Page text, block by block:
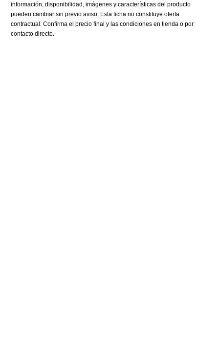
información, disponibilidad, imágenes y características del producto
pueden cambiar sin previo aviso. Esta ficha no constituye oferta
contractual. Confirma el precio final y las condiciones en tienda o por
contacto directo.